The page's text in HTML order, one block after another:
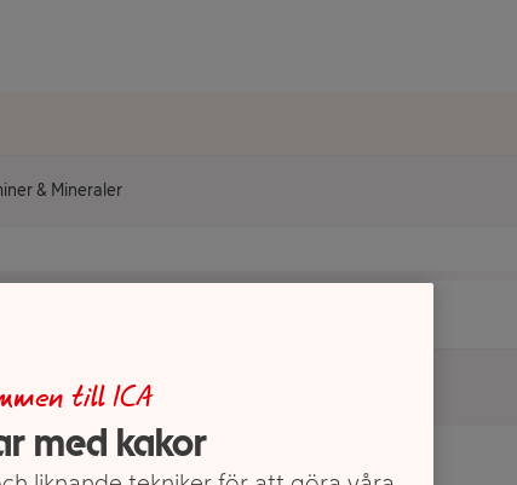
& Mineraler
till ICA
med kakor